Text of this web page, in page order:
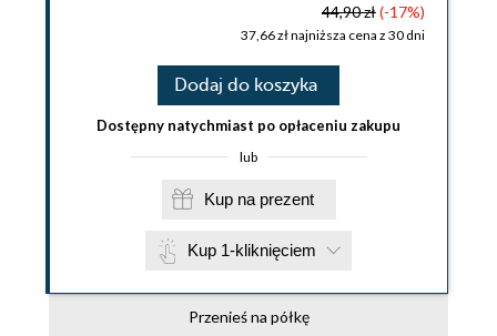
44,90 zł(-17%)
37,66 zł najniższa cena z 30 dni
Dodaj do koszyka
Dostępny natychmiast po opłaceniu zakupu
lub
Kup na prezent
Kup 1-kliknięciem
Przenieś na półkę